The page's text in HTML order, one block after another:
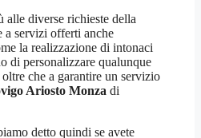
alle diverse richieste della
a servizi offerti anche
la realizzazione di intonaci
di personalizzare qualunque
che a garantire un servizio
Ariosto Monza di
detto quindi se avete